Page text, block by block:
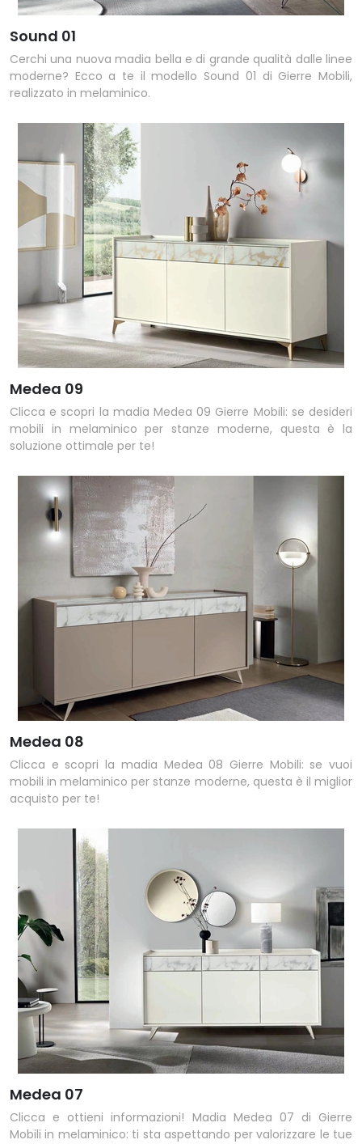
Sound 01
Cerchi una nuova madia bella e di grande qualità dalle linee
moderne? Ecco a te il modello Sound 01 di Gierre Mobili,
realizzato in melaminico.
Medea 09
Clicca e scopri la madia Medea 09 Gierre Mobili: se desideri
mobili in melaminico per stanze moderne, questa è la
soluzione ottimale per te!
Medea 08
Clicca e scopri la madia Medea 08 Gierre Mobili: se vuoi
mobili in melaminico per stanze moderne, questa è il miglior
acquisto per te!
Medea 07
Clicca e ottieni informazioni! Madia Medea 07 di Gierre
Mobili in melaminico: ti sta aspettando per valorizzare le tue